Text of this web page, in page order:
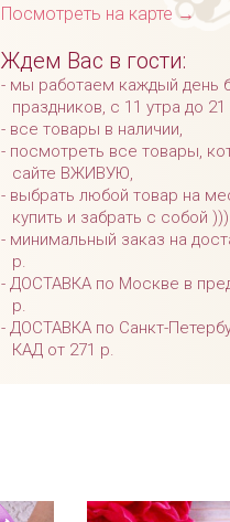
Посмотреть на карте →
Ждем Вас в гости:
мы работаем каждый день
праздников, с 11 утра до
все товары в наличии,
посмотреть все товары,
сайте ВЖИВУЮ,
выбрать любой товар на
купить и забрать с собой )))
минимальный заказ на
р.
ДОСТАВКА по Москве в
р.
ДОСТАВКА по Санкт-
КАД от 271 р.